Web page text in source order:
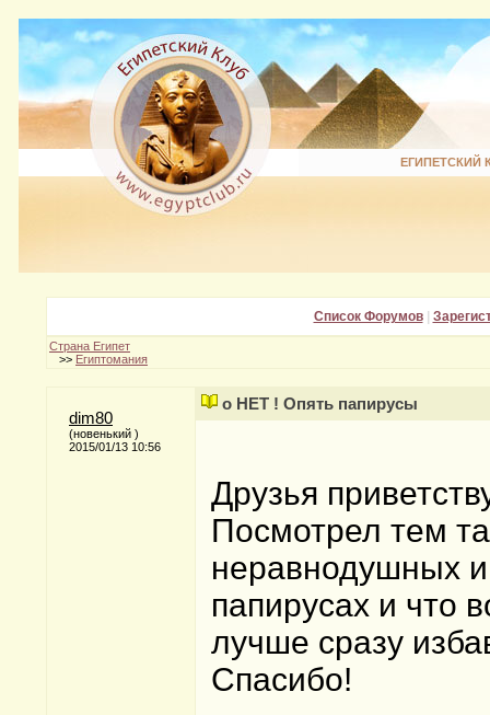
ЕГИПЕТСКИЙ
Список Форумов|
Страна Египет
>> Египтомания
dim80
(новенький )
2015/01/13 10:56
о НЕТ ! Опять папирусы
Друзья
Посмотрел тем
неравнодушных
папирусах и что
лучше сразу
Спасибо!